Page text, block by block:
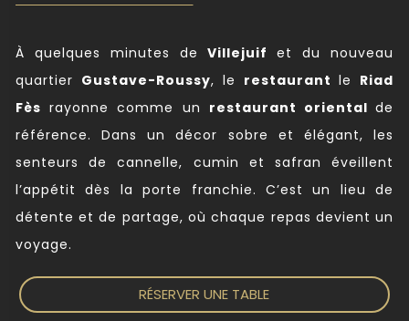
À quelques minutes deVillejuifet du nouveau
quartier Gustave-Roussy, le restaurantle Riad
Fès rayonne comme un restaurant orientalde
référence. Dans un décor sobre et élégant, les
senteurs de cannelle, cumin et safran éveillent
l’appétit dès la porte franchie. C’est un lieu de
détente et de partage, où chaque repas devient un
voyage.
RÉSERVER UNE TABLE